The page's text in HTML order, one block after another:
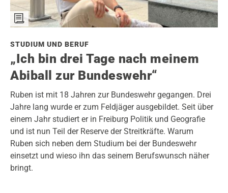
STUDIUM UND BERUF
„Ich bin drei Tage nach meinem
Abiball zur Bundeswehr“
Ruben ist mit 18 Jahren zur Bundeswehr gegangen. Drei
Jahre lang wurde er zum Feldjäger ausgebildet. Seit über
einem Jahr studiert er in Freiburg Politik und Geografie
und ist nun Teil der Reserve der Streitkräfte. Warum
Ruben sich neben dem Studium bei der Bundeswehr
einsetzt und wieso ihn das seinem Berufswunsch näher
bringt.